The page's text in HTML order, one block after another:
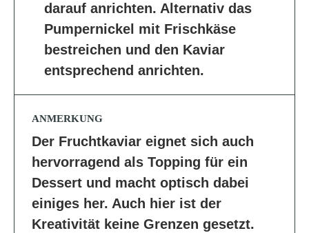
darauf anrichten. Alternativ das
Pumpernickel mit Frischkäse
bestreichen und den Kaviar
entsprechend anrichten.
ANMERKUNG
Der Fruchtkaviar eignet sich auch
hervorragend als Topping für ein
Dessert und macht optisch dabei
einiges her. Auch hier ist der
Kreativität keine Grenzen gesetzt.